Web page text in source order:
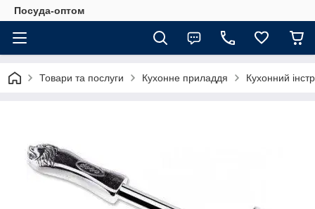
Посуда-оптом
Товари та послуги Кухонне приладдя Кухонний